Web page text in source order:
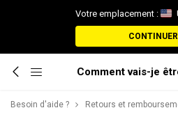
Votre emplacement :
CONTINUER
Comment vais-je
Besoin d'aide ? Retours et